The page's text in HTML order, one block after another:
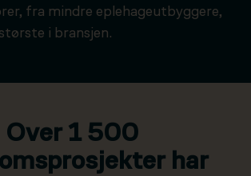
fra mindre eplehageutbyggere,
i bransjen.
Over 1 500
har